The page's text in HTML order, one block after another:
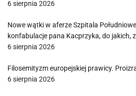
6 sierpnia 2026
Nowe wątki w aferze Szpitala
konfabulacje pana Kacprzyka, do jakich,
6 sierpnia 2026
Filosemityzm europejskiej prawicy.
6 sierpnia 2026